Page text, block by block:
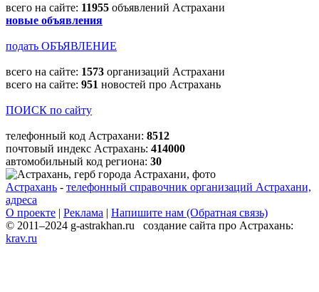
всего на сайте: 11955 объявлений Астрахани
новые объявления
подать ОБЪЯВЛЕНИЕ
всего на сайте: 1573 организаций Астрахани
всего на сайте: 951 новостей про Астрахань
ПОИСК по сайту
телефонный код Астрахани: 8512
почтовый индекс Астрахань: 414000
автомобильный код региона: 30
Астрахань - телефонный справочник организаций Астрахани,
адреса
О проекте | Реклама | Напишите нам (Обратная связь)
© 2011–2024 g-astrakhan.ru создание сайта про Астрахань:
krav.ru